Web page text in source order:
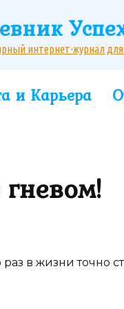
интернет-журнал для
и Карьера
в жизни точно